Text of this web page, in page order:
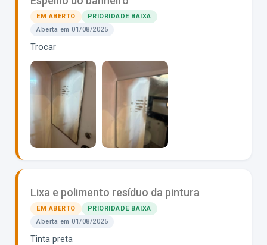
EM ABERTO
PRIORIDADE BAIXA
Aberta em 01/08/2025
Trocar
Lixa e polimento resíduo da pintura
EM ABERTO
PRIORIDADE BAIXA
Aberta em 01/08/2025
Tinta preta